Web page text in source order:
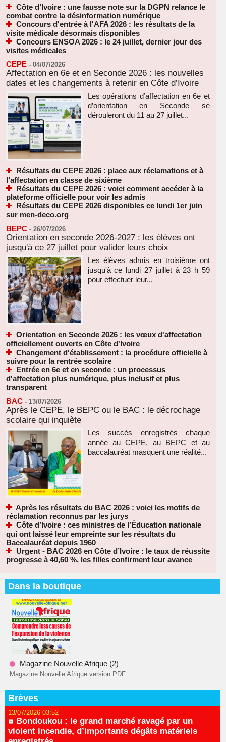
Côte d’Ivoire : une fausse note sur la DGPN relance le
combat contre la désinformation numérique
Concours d'entrée à l'AFA 2026 : les résultats de la
visite médicale désormais disponibles
Concours ENSOA 2026 : le 24 juillet, dernier jour des
visites médicales
CEPE - 04/07/2026
Affectation en 6e et en Seconde 2026 : les nouvelles
dates et les changements à retenir en Côte d’Ivoire
Les opérations d’affectation en 6e et
d’orientation en Seconde se
dérouleront du 11 au 27 juillet...
Résultats du CEPE 2026 : place aux réclamations et à
l’affectation en classe de sixième
Résultats du CEPE 2026 : voici comment accéder à la
plateforme officielle pour voir les admis
Résultats du CEPE 2026 disponibles ce lundi 1er juin
sur men-deco.org
BEPC - 26/07/2026
Orientation en seconde 2026-2027 : les élèves ont
jusqu'à ce 27 juillet pour valider leurs choix
Les élèves admis en troisième ont
jusqu'à ce lundi 27 juillet à 23 h 59
pour effectuer leur...
Orientation en Seconde 2026 : les vœux d'affectation
officiellement ouverts en Côte d'Ivoire
Changement d'établissement : la procédure officielle à
suivre pour la rentrée scolaire
Entrée en 6e et en seconde : un processus
d'affectation plus numérique, plus inclusif et plus
transparent
BAC - 13/07/2026
Après le CEPE, le BEPC ou le BAC : le décrochage
scolaire qui inquiète
Les succès enregistrés chaque
année au CEPE, au BEPC et au
baccalauréat masquent une réalité...
Après les résultats du BAC 2026 : voici les motifs de
réclamation reconnus par les jurys
Côte d’Ivoire : ces ministres de l’Éducation nationale
qui ont laissé leur empreinte sur les résultats du
Baccalauréat depuis 1960
Urgent - BAC 2026 en Côte d’Ivoire : le taux de réussite
progresse à 40,60 %, les filles confirment leur avance
Dans la boutique
Magazine Nouvelle Afrique (2)
Magazine Nouvelle Afrique version PDF
Brèves
13/07/2026 03:52
Bondoukou : le grand marché ravagé par un
violent incendie, d’importants dégâts matériels